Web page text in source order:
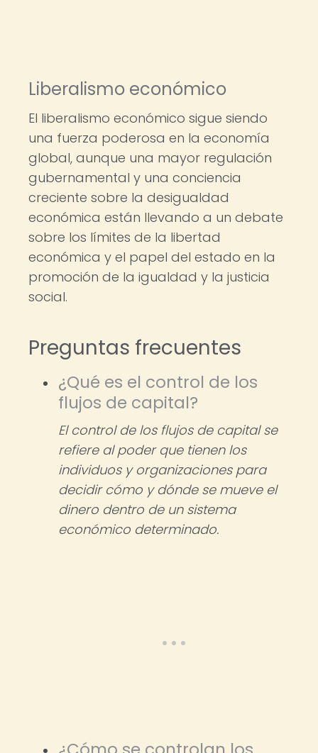
Liberalismo económico
El liberalismo económico sigue siendo
una fuerza poderosa en la economía
global, aunque una mayor regulación
gubernamental y una conciencia
creciente sobre la desigualdad
económica están llevando a un debate
sobre los límites de la libertad
económica y el papel del estado en la
promoción de la igualdad y la justicia
social.
Preguntas frecuentes
¿Qué es el control de los
flujos de capital?
El control de los flujos de capital se
refiere al poder que tienen los
individuos y organizaciones para
decidir cómo y dónde se mueve el
dinero dentro de un sistema
económico determinado.